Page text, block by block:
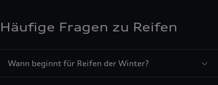
Häufige Fragen zu Reifen
Wann beginnt für Reifen der Winter?